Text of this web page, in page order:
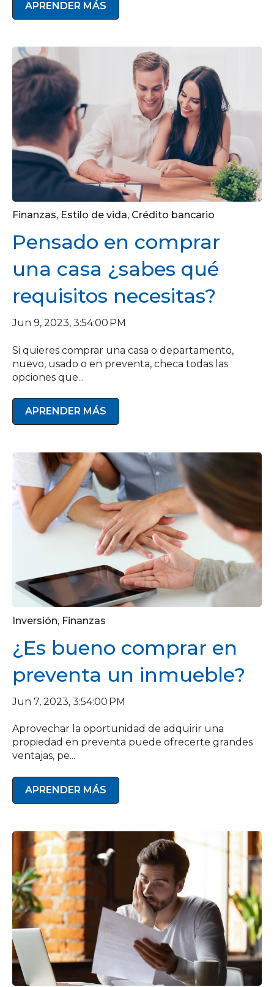
APRENDER MÁS
Finanzas, Estilo de vida, Crédito bancario
Pensado en comprar
una casa ¿sabes qué
requisitos necesitas?
Jun 9, 2023, 3:54:00 PM
Si quieres comprar una casa o departamento,
nuevo, usado o en preventa, checa todas las
opciones que...
APRENDER MÁS
Inversión, Finanzas
¿Es bueno comprar en
preventa un inmueble?
Jun 7, 2023, 3:54:00 PM
Aprovechar la oportunidad de adquirir una
propiedad en preventa puede ofrecerte grandes
ventajas, pe...
APRENDER MÁS